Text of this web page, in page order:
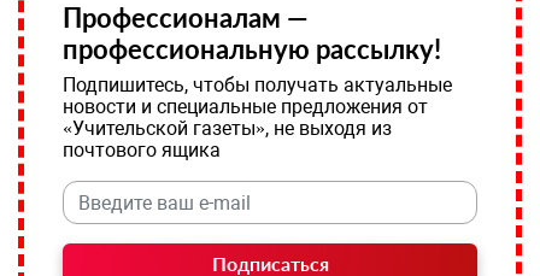
Профессионалам —
профессиональную рассылку!
Подпишитесь, чтобы получать актуальные
новости и специальные предложения от
«Учительской газеты», не выходя из
почтового ящика
Подписаться